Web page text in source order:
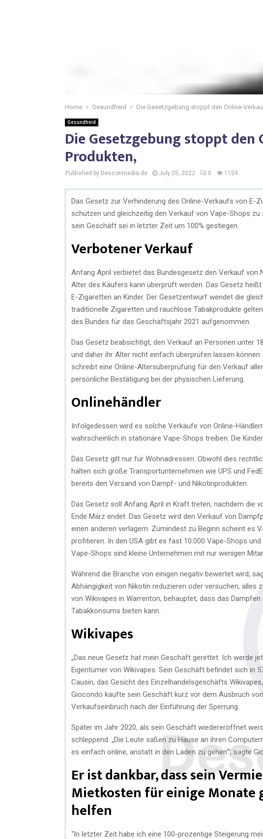
Home Gesundheid Die Gesetzgebung stoppt den Online-
Gesundheid
Die Gesetzgebung stoppt
Produkten,
Published by Desconmedia.de July 25, 2022 0 1159
Das Gesetz zur Verhinderung des Online-Verkaufs von E-
schützen und gleichzeitig den Verkauf von Vape-Shops
sein Geschäft sei in letzter Zeit um 100% gestiegen.
Verbotener Verkauf
Anfang April verbietet das Bundesgesetz den Verkauf von
Alter des Käufers kann überprüft werden. Das Gesetz
E-Zigaretten an Kinder. Der Gesetzentwurf wendet die
traditionelle Zigaretten und rauchlose Tabakprodukte
des Bundes für das Geschäftsjahr 2021 aufgenommen.
Das Gesetz beabsichtigt, den Verkauf an Personen unter
und daher ihr Alter nicht einfach überprüfen lassen können.
schreibt eine Online-Altersüberprüfung für den Verkauf
persönliche Bestätigung bei der physischen Lieferung.
Onlinehändler
Infolgedessen wird es solche Verkäufe von Online-
wahrscheinlich in stationäre Vape-Shops treiben. Die
Das Gesetz gilt nur für Wohnadressen. Obwohl dies
halten sich große Transportunternehmen wie UPS und
bereits den Versand von Dampf- und Nikotinprodukten.
Das Gesetz soll Anfang April in Kraft treten, nachdem die
Ende März endet. Das Gesetz wird den Verkauf von
einen anderen verlagern. Zumindest zu Beginn scheint es
profitieren. In den USA gibt es fast 10.000 Vape-Shops
Vape-Shops sind kleine Unternehmen mit nur wenigen
Während die Branche von einigen negativ bewertet wird,
Abhängigkeit von Nikotin reduzieren oder versuchen,
von Wikivapes in Warrenton, behauptet, dass das
Tabakkonsums bieten kann.
Wikivapes
„Das neue Gesetz hat mein Geschäft gerettet. Ich werde
Eigentümer von Wikivapes. Sein Geschäft befindet sich in
Causin, das Gesicht des Einzelhandelsgeschäfts
Giocondo kaufte sein Geschäft kurz vor dem Ausbruch
Verkaufseinbruch nach der Einführung der Sperrung.
Später im Jahr 2020, als sein Geschäft wiedereröffnet
schleppend. „Die Leute saßen zu Hause an ihren
es einfach online, anstatt in den Laden zu gehen‘“, sagte
Er ist dankbar, dass sein
Mietkosten für einige Monate
helfen
“In letzter Zeit habe ich eine 100-prozentige Steigerung